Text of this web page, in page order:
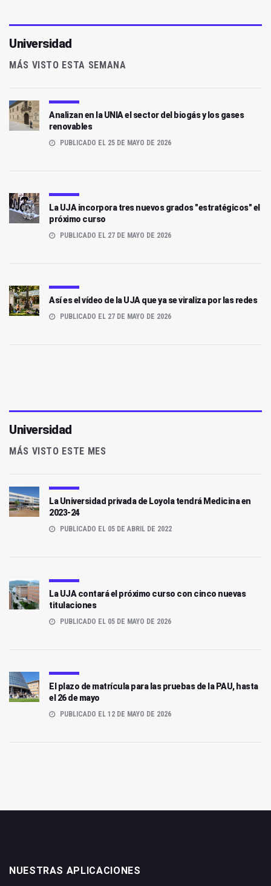
Universidad
MÁS VISTO ESTA SEMANA
Analizan en la UNIA el sector del biogás y los gases
renovables
PUBLICADO EL 25 DE MAYO DE 2026
La UJA incorpora tres nuevos grados "estratégicos" el
próximo curso
PUBLICADO EL 27 DE MAYO DE 2026
Así es el vídeo de la UJA que ya se viraliza por las redes
PUBLICADO EL 27 DE MAYO DE 2026
Universidad
MÁS VISTO ESTE MES
La Universidad privada de Loyola tendrá Medicina en
2023-24
PUBLICADO EL 05 DE ABRIL DE 2022
La UJA contará el próximo curso con cinco nuevas
titulaciones
PUBLICADO EL 05 DE MAYO DE 2026
El plazo de matrícula para las pruebas de la PAU, hasta
el 26 de mayo
PUBLICADO EL 12 DE MAYO DE 2026
NUESTRAS APLICACIONES